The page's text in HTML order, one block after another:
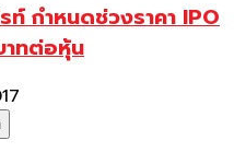
กำหนดช่วงราคา IPO
าทต่อหุ้น